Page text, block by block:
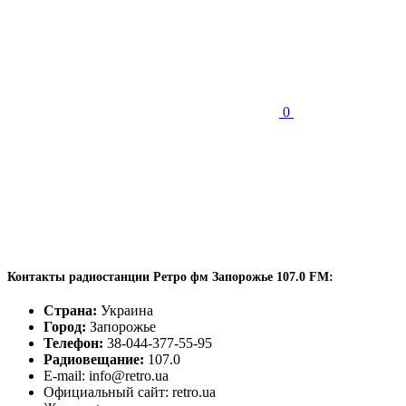
0
Контакты радиостанции Ретро фм Запорожье 107.0 FM:
Страна: Украина
Город: Запорожье
Телефон: 38-044-377-55-95
Радиовещание: 107.0
E-mail: info@retro.ua
Официальный сайт: retro.ua